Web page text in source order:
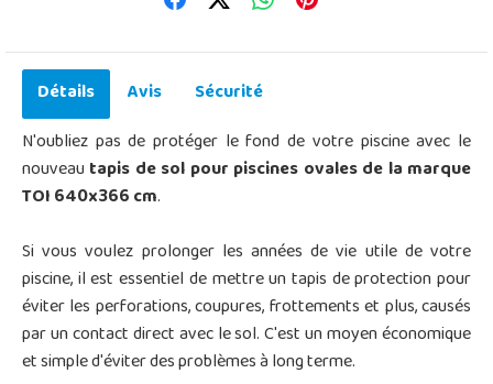
Détails Avis
Sécurité
N'oubliez pas de protéger le fond de votre piscine avec le
nouveautapis de sol pour piscines ovales de la marque
TOI 640x366 cm.
Si vous voulez prolonger les années de vie utile de votre
piscine, il est essentiel de mettre un tapis de protection pour
éviter les perforations, coupures, frottements et plus, causés
par un contact direct avec le sol.C'est un moyen économique
et simple d'éviter des problèmes à long terme.